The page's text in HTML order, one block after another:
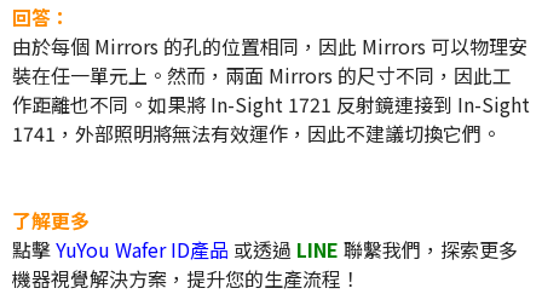
回答：
由於每個 Mirrors 的孔的位置相同，因此 Mirrors 可以物理安
裝在任一單元上。然而，兩面 Mirrors 的尺寸不同，因此工
作距離也不同。如果將 In-Sight 1721 反射鏡連接到 In-Sight
1741，外部照明將無法有效運作，因此不建議切換它們。
了解更多
點擊YuYou Wafer ID產品 或透過 LINE 聯繫我們，探索更多
機器視覺解決方案，提升您的生產流程！